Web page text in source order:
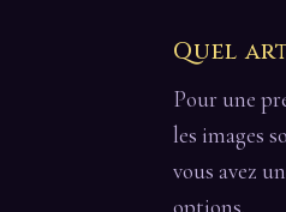
Quel
Pour une
les images
vous avez
options.